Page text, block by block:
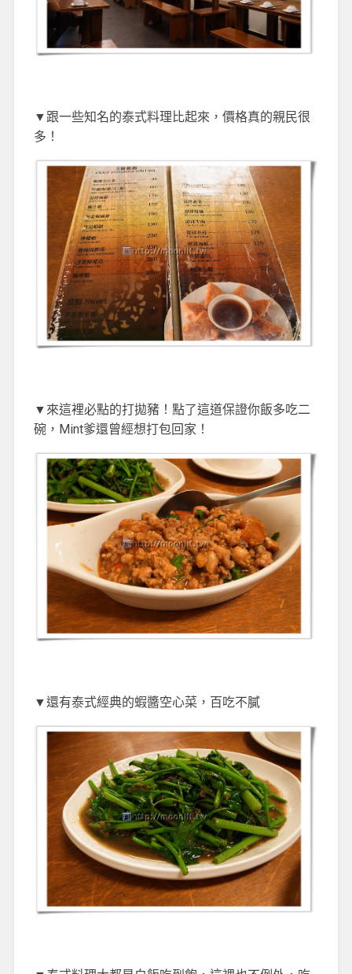
▼跟一些知名的泰式料理比起來，價格真的親民很
多 ！
▼來這裡必點的打拋豬！點了這道保證你飯多吃二
碗，Mint爹還曾經想打包回家！
▼還有泰式經典的蝦醬空心菜，百吃不膩